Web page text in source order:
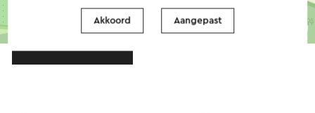
©
Akkoord Aangepast